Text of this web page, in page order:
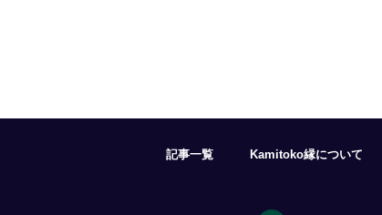
記事一覧 Kamitoko縁について